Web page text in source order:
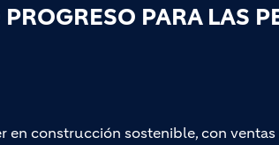
PARA LAS
en construcción sostenible, con